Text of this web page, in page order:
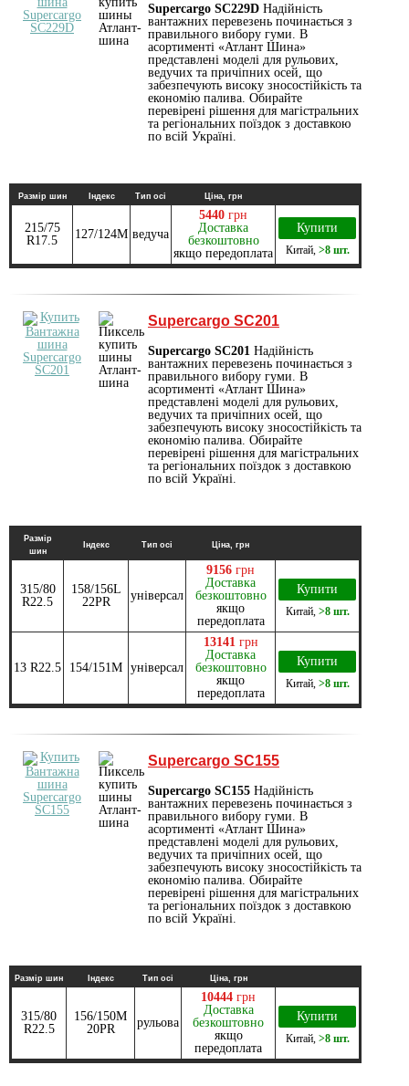
Supercargo SC229D Надійність
вантажних перевезень починається з
правильного вибору гуми. В
асортименті «Атлант Шина»
представлені моделі для рульових,
ведучих та причіпних осей, що
забезпечують високу зносостійкість та
економію палива. Обирайте
перевірені рішення для магістральних
та регіональних поїздок з доставкою
по всій Україні.
Размір шин Індекс Тип осі Ціна, грн
215/75
R17.5
127/124M ведуча
5440 грн
Доставка
безкоштовно
якщо передоплата
Купити
Китай, >8 шт.
Supercargo SC201
Supercargo SC201 Надійність
вантажних перевезень починається з
правильного вибору гуми. В
асортименті «Атлант Шина»
представлені моделі для рульових,
ведучих та причіпних осей, що
забезпечують високу зносостійкість та
економію палива. Обирайте
перевірені рішення для магістральних
та регіональних поїздок з доставкою
по всій Україні.
Размір
шин
Індекс Тип осі Ціна, грн
315/80
R22.5
158/156L
22PR
універсал
9156 грн
Доставка
безкоштовно
якщо
передоплата
Купити
Китай, >8 шт.
13 R22.5 154/151M універсал
13141 грн
Доставка
безкоштовно
якщо
передоплата
Купити
Китай, >8 шт.
Supercargo SC155
Supercargo SC155 Надійність
вантажних перевезень починається з
правильного вибору гуми. В
асортименті «Атлант Шина»
представлені моделі для рульових,
ведучих та причіпних осей, що
забезпечують високу зносостійкість та
економію палива. Обирайте
перевірені рішення для магістральних
та регіональних поїздок з доставкою
по всій Україні.
Размір шин Індекс Тип осі Ціна, грн
315/80
R22.5
156/150M
20PR
рульова
10444 грн
Доставка
безкоштовно
якщо
передоплата
Купити
Китай, >8 шт.